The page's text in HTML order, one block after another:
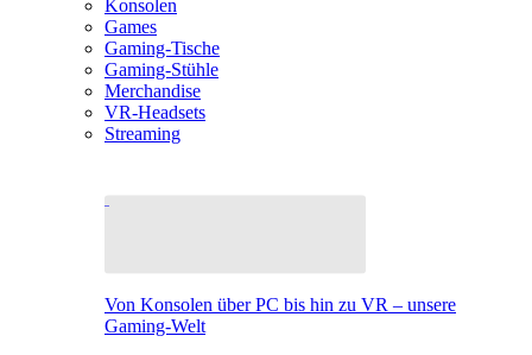
Konsolen
Games
Gaming-Tische
Gaming-Stühle
Merchandise
VR-Headsets
Streaming
Von Konsolen über PC bis hin zu VR – unsere
Gaming-Welt